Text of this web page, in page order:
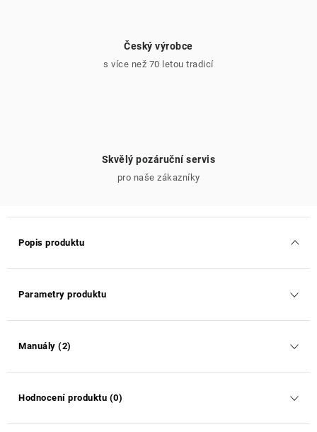
Český výrobce
s více než 70 letou tradicí
Skvělý pozáruční servis
pro naše zákazníky
Popis produktu
Parametry produktu
Manuály (2)
Hodnocení produktu (0)